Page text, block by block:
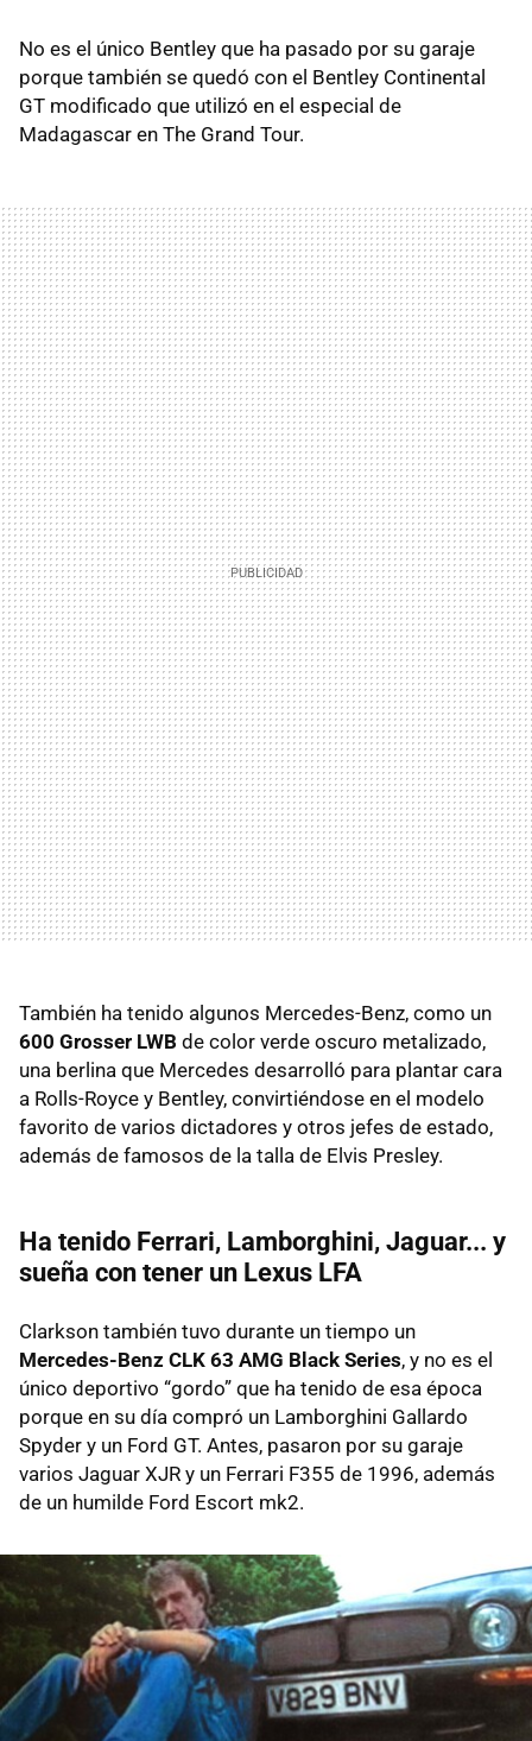
No es el único Bentley que ha pasado por su garaje
porque también se quedó con el Bentley Continental
GT modificado que utilizó en el especial de
Madagascar en The Grand Tour.
También ha tenido algunos Mercedes-Benz, como un
600 Grosser LWB de color verde oscuro metalizado,
una berlina que Mercedes desarrolló para plantar cara
a Rolls-Royce y Bentley, convirtiéndose en el modelo
favorito de varios dictadores y otros jefes de estado,
además de famosos de la talla de Elvis Presley.
Ha tenido Ferrari, Lamborghini, Jaguar... y
sueña con tener un Lexus LFA
Clarkson también tuvo durante un tiempo un
Mercedes-Benz CLK 63 AMG Black Series, y no es el
único deportivo “gordo” que ha tenido de esa época
porque en su día compró un Lamborghini Gallardo
Spyder y un Ford GT. Antes, pasaron por su garaje
varios Jaguar XJR y un Ferrari F355 de 1996, además
de un humilde Ford Escort mk2.